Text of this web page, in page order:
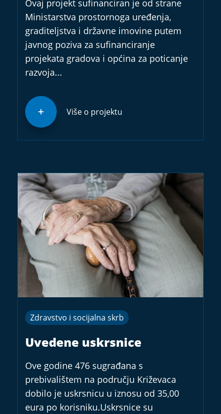
Ovaj projekt sufinanciran je od strane
Ministarstva prostornoga uređenja,
graditeljstva i državne imovine putem
javnog poziva za sufinanciranje
projekata gradova i općina za poticanje
razvoja...
Više o projektu
Zdravstvo i socijalna skrb
Uvedene uskrsnice
Ove godine 476 sugrađana s
prebivalištem na području Križevaca
dobilo je uskrsnicu u iznosu od 35,00
eura po korisniku.Uskrsnice su